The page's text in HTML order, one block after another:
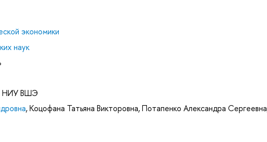
экономики
наук
НИУ ВШЭ
,Коцофана Татьяна Викторовна,Потапенко Александра Сергеевна